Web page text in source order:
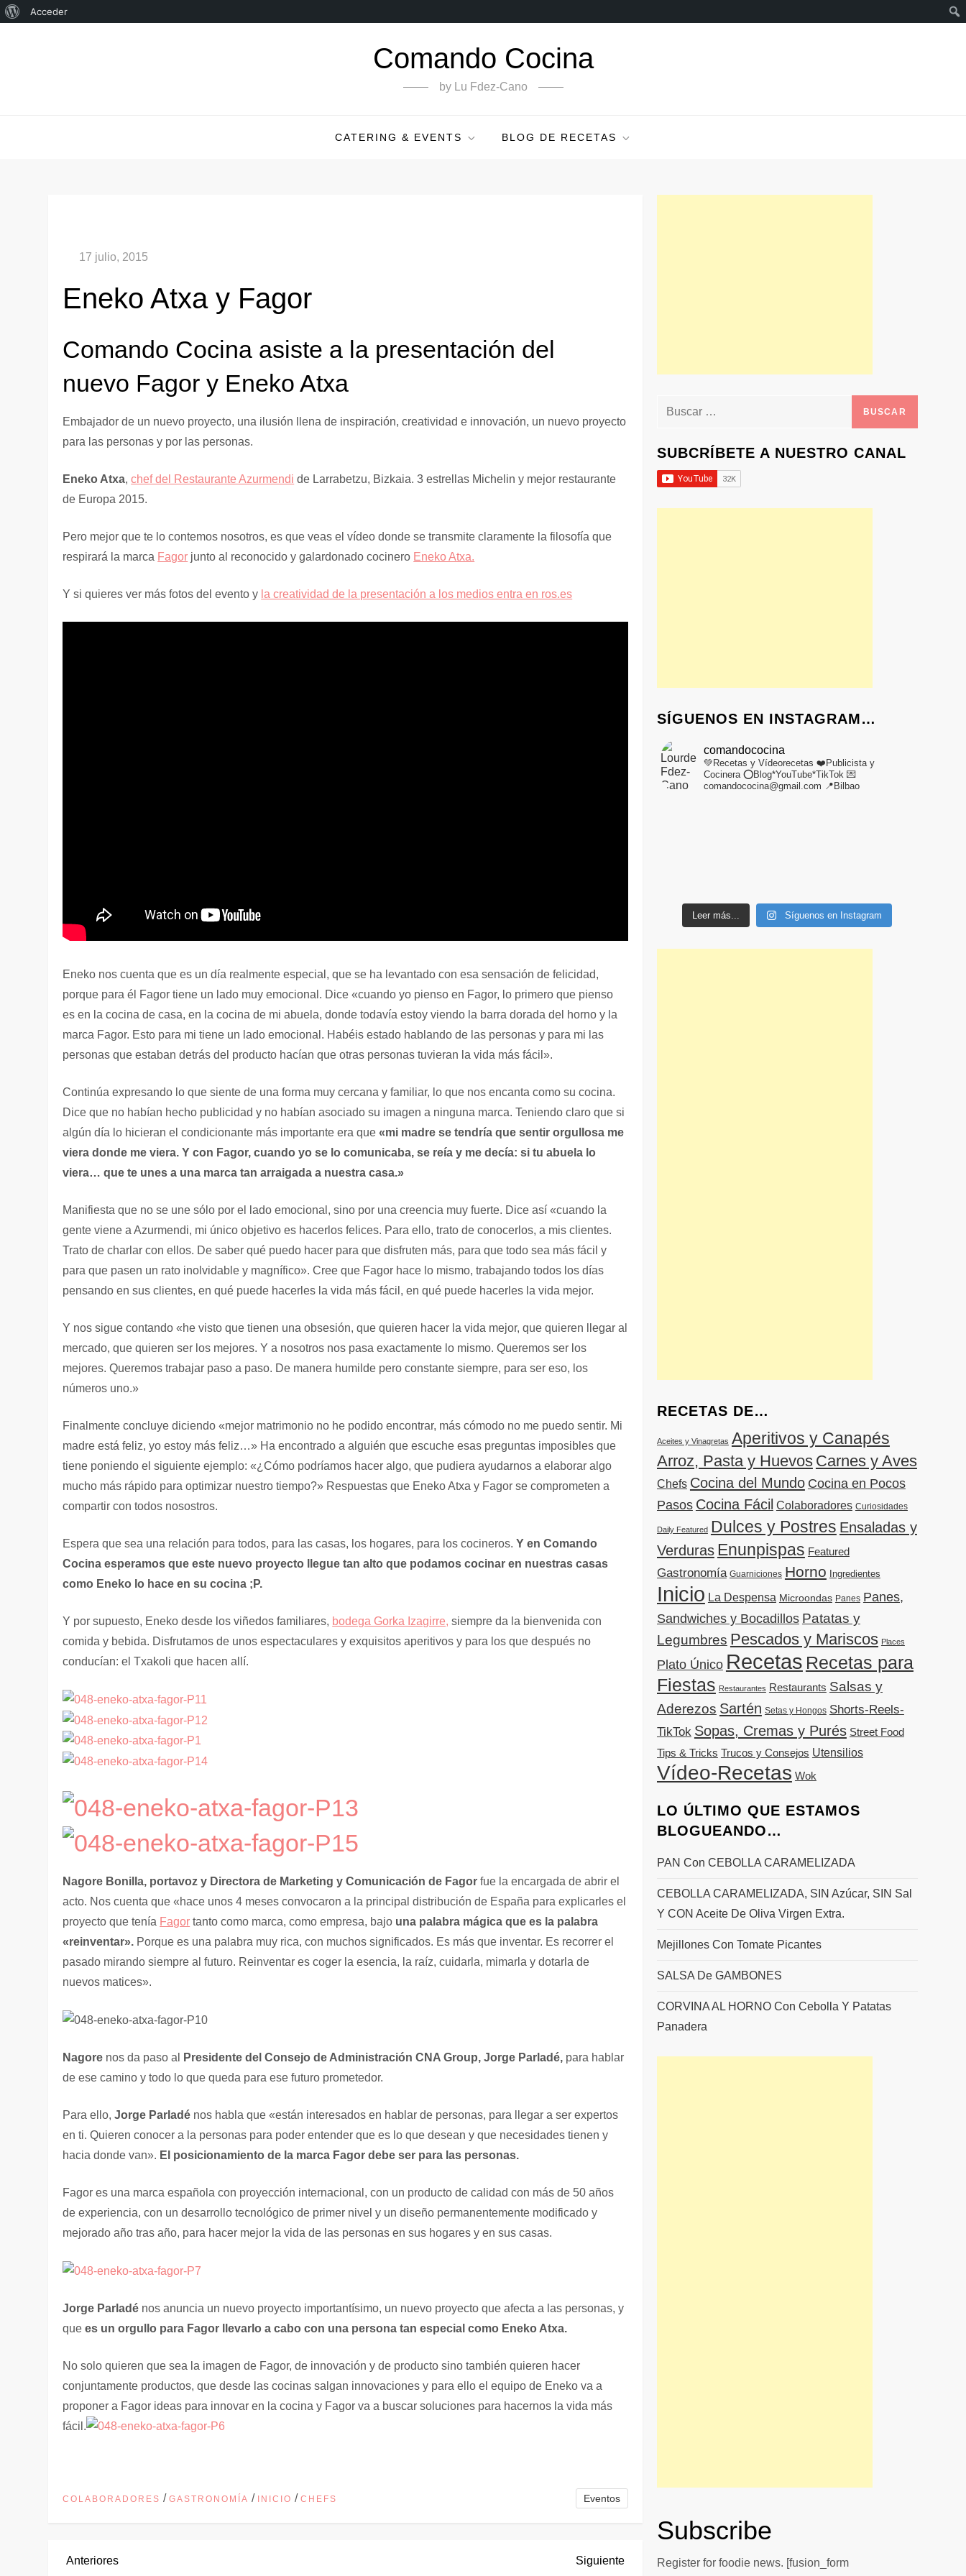
Acerca
Acceder
Comando Cocina
by Lu Fdez-Cano
CATERING & EVENTS BLOG DE RECETAS
Eneko Atxa y Fagor
Comando Cocina asiste a la presentación del
nuevo Fagor y Eneko Atxa
Embajador de un nuevo proyecto, una ilusión llena de inspiración, creatividad e innovación, un nuevo proyecto
para las personas y por las personas.
Eneko Atxa,chef del Restaurante Azurmendi de Larrabetzu, Bizkaia. 3 estrellas Michelin y mejor restaurante
de Europa 2015.
Pero mejor que te lo contemos nosotros, es que veas el vídeo donde se transmite claramente la filosofía que
respirará la marca Fagor junto al reconocido y galardonado cocinero Eneko Atxa.
Y si quieres ver más fotos del evento y la creatividad de la presentación a los medios entra en ros.es
Eneko nos cuenta que es un día realmente especial, que se ha levantado con esa sensación de felicidad,
porque para él Fagor tiene un lado muy emocional. Dice «cuando yo pienso en Fagor, lo primero que pienso
es en la cocina de casa, en la cocina de mi abuela, donde todavía estoy viendo la barra dorada del horno y la
marca Fagor. Esto para mi tiene un lado emocional. Habéis estado hablando de las personas y para mi las
personas que estaban detrás del producto hacían que otras personas tuvieran la vida más fácil».
Continúa expresando lo que siente de una forma muy cercana y familiar, lo que nos encanta como su cocina.
Dice que no habían hecho publicidad y no habían asociado su imagen a ninguna marca. Teniendo claro que si
algún día lo hicieran el condicionante más importante era que«mi madre se tendría que sentir orgullosa me
viera donde me viera. Y con Fagor, cuando yo se lo comunicaba, se reía y me decía: si tu abuela lo
viera… que te unes a una marca tan arraigada a nuestra casa.»
Manifiesta que no se une sólo por el lado emocional, sino por una creencia muy fuerte. Dice así «cuando la
gente viene a Azurmendi, mi único objetivo es hacerlos felices. Para ello, trato de conocerlos, a mis clientes.
Trato de charlar con ellos. De saber qué puedo hacer para que disfruten más, para que todo sea más fácil y
para que pasen un rato inolvidable y magnífico». Cree que Fagor hace lo mismo, trabajando todos los días
pensando en sus clientes, en qué puede hacerles la vida más fácil, en qué puede hacerles la vida mejor.
Y nos sigue contando «he visto que tienen una obsesión, que quieren hacer la vida mejor, que quieren llegar al
mercado, que quieren ser los mejores. Y a nosotros nos pasa exactamente lo mismo. Queremos ser los
mejores. Queremos trabajar paso a paso. De manera humilde pero constante siempre, para ser eso, los
números uno.»
Finalmente concluye diciendo «mejor matrimonio no he podido encontrar, más cómodo no me puedo sentir. Mi
madre está feliz, yo estoy más feliz…» Ha encontrado a alguién que escuche esas preguntas imposibles que
tiene poniendo el siguiente ejemplo: «¿Cómo podríamos hacer algo, que pudiera ayudarnos a elaborar algo
mucho más rápido para optimizar nuestro tiempo?» Respuestas que Eneko Atxa y Fagor se comprometen a
compartir con todos nosostros.
Espera que sea una relación para todos, para las casas, los hogares, para los cocineros.Y en Comando
Cocina esperamos que este nuevo proyecto llegue tan alto que podamos cocinar en nuestras casas
como Eneko lo hace en su cocina ;P.
Y por supuesto, Eneko desde los viñedos familiares, bodega Gorka Izagirre, siempre da la bienvenida con
comida y bebida. Disfrutamos de unos espectaculares y exquisitos aperitivos y para los que después no
conducían: el Txakoli que hacen allí.
Nagore Bonilla, portavoz y Directora de Marketing y Comunicación de Fagor fue la encargada de abrir el
acto. Nos cuenta que «hace unos 4 meses convocaron a la principal distribución de España para explicarles el
proyecto que tenía Fagor tanto como marca, como empresa, bajo una palabra mágica que es la palabra
«reinventar». Porque es una palabra muy rica, con muchos significados. Es más que inventar. Es recorrer el
pasado mirando siempre al futuro. Reinventar es coger la esencia, la raíz, cuidarla, mimarla y dotarla de
nuevos matices».
Nagore nos da paso al Presidente del Consejo de Administración CNA Group, Jorge Parladé, para hablar
de ese camino y todo lo que queda para ese futuro prometedor.
Para ello,Jorge Parladé nos habla que «están interesados en hablar de personas, para llegar a ser expertos
en ti. Quieren conocer a la personas para poder entender que es lo que desean y que necesidades tienen y
hacia donde van». El posicionamiento de la marca Fagor debe ser para las personas.
Fagor es una marca española con proyección internacional, con un producto de calidad con más de 50 años
de experiencia, con un desarrollo tecnológico de primer nivel y un diseño permanentemente modificado y
mejorado año tras año, para hacer mejor la vida de las personas en sus hogares y en sus casas.
Jorge Parladé nos anuncia un nuevo proyecto importantísimo, un nuevo proyecto que afecta a las personas, y
quees un orgullo para Fagor llevarlo a cabo con una persona tan especial como Eneko Atxa.
No solo quieren que sea la imagen de Fagor, de innovación y de producto sino también quieren hacer
conjuntamente productos, que desde las cocinas salgan innovaciones y para ello el equipo de Eneko va a
proponer a Fagor ideas para innovar en la cocina y Fagor va a buscar soluciones para hacernos la vida más
fácil.
COLABORADORES /GASTRONOMÍA / INICIO /CHEFS Eventos
N
Entrada
Anteriores
Siguiente
Siguiente
Buscar:
SUBCRÍBETE A NUESTRO CANAL
SÍGUENOS EN INSTAGRAM…
comandococina
💚Recetas y Vídeorecetas ❤️Publicista y
Cocinera⭕Blog*YouTube*TikTok💌
comandococina@gmail.com 📍Bilbao
Leer más... Síguenos en Instagram
RECETAS DE…
Aceites y Vinagretas Aperitivos y Canapés
Arroz, Pasta y Huevos Carnes y Aves
Chefs Cocina del Mundo Cocina en Pocos
Pasos Cocina Fácil Colaboradores Curiosidades
Daily Featured Dulces y Postres Ensaladas y
Verduras Enunpispas Featured
Gastronomía Guarniciones Horno Ingredientes
Inicio La Despensa Microondas Panes Panes,
Sandwiches y Bocadillos Patatas y
Legumbres Pescados y Mariscos Places
Plato Único Recetas Recetas para
Fiestas Restaurantes Restaurants Salsas y
Aderezos Sartén Setas y Hongos Shorts-Reels-
TikTok Sopas, Cremas y Purés Street Food
Tips & Tricks Trucos y Consejos Utensilios
Vídeo-Recetas Wok
LO ÚLTIMO QUE ESTAMOS
BLOGUEANDO…
PAN Con CEBOLLA CARAMELIZADA
CEBOLLA CARAMELIZADA, SIN Azúcar, SIN Sal
Y CON Aceite De Oliva Virgen Extra.
Mejillones Con Tomate Picantes
SALSA De GAMBONES
CORVINA AL HORNO Con Cebolla Y Patatas
Panadera
Subscribe
Register for foodie news. [fusion_form